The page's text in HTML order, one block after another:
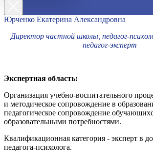
Юрченко Екатерина Александровна
Директор частной школы, педагог-
педагог-эксперт
Экспертная область:
Организация учебно-воспитательного
и методическое сопровождение в
педагогическое сопровождение
образовательными потребностями.
Квалификационная категория - эксперт в
педагога-психолога.